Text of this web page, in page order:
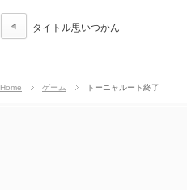
タイトル思いつかん
Home ゲーム トーニャルート終了